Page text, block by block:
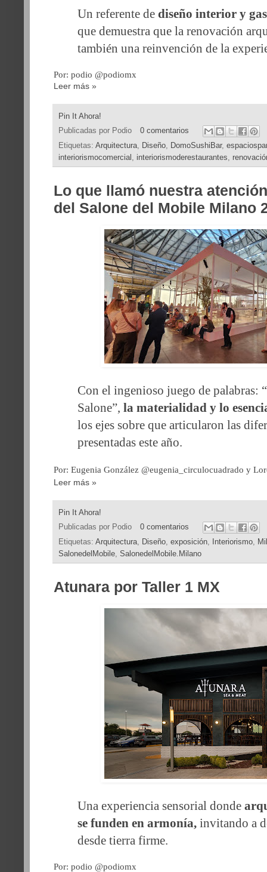
Un referente de diseño interior y
que demuestra que la renovación
también una reinvención de la
Por: podio @podiomx
Leer más »
Pin It Ahora!
Publicadas por Podio
0 comentarios
Etiquetas: Arquitectura, Diseño, DomoSushiBar,
interiorismocomercial , interiorismoderestaurantes,
Lo que llamó nuestra
del Salone del Mobile Milano
Con el ingenioso juego de palabras:
Salone”, la materialidad y lo
los ejes sobre que articularon las
presentadas este año.
Por: Eugenia González @eugenia_circulocuadrado y
Leer más »
Pin It Ahora!
Publicadas por Podio
0 comentarios
Etiquetas: Arquitectura, Diseño, exposición, Interiorismo,
SalonedelMobile, SalonedelMobile.Milano
Atunara por Taller 1 MX
Una experiencia sensorial donde
se funden en armonía, invitando a
desde tierra firme.
Por: podio @podiomx